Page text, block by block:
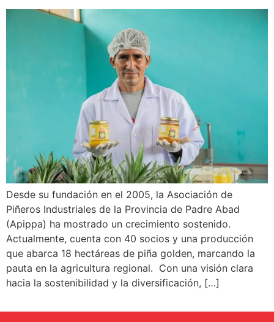
Desde su fundación en el 2005, la Asociación de
Piñeros Industriales de la Provincia de Padre Abad
(Apippa) ha mostrado un crecimiento sostenido.
Actualmente, cuenta con 40 socios y una producción
que abarca 18 hectáreas de piña golden, marcando la
pauta en la agricultura regional. Con una visión clara
hacia la sostenibilidad y la diversificación, […]